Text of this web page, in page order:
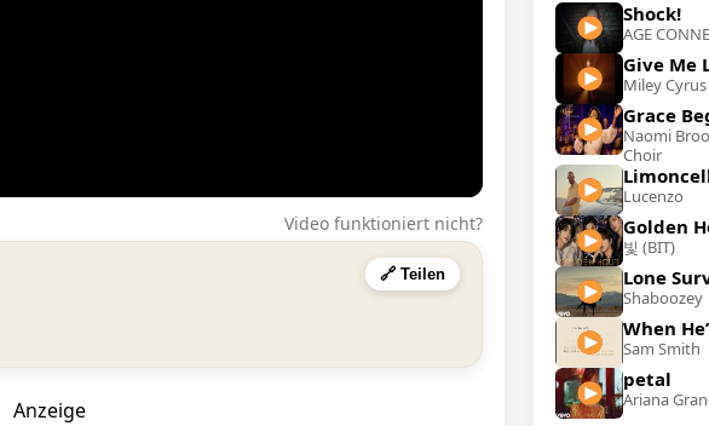
Video funktioniert nicht?
🔗 Teilen
Anzeige
Shock!
AGE
Give Me
Miley Cyrus
Grace
Naomi
Choir
Lucenzo
Golden
빛 (BIT)
Lone
Shaboozey
When
Sam Smith
petal
Ariana